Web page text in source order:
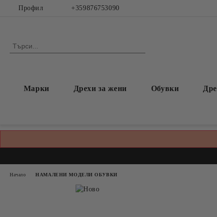
Профил +359876753090
Марки Дрехи за жени Обувки
Начало НАМАЛЕНИ МОДЕЛИ ОБУВКИ